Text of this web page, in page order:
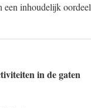
een inhoudelijk oordeel
in de gaten